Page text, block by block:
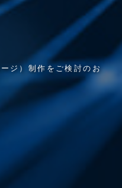
ー ジ） 制作 を ご検討の お